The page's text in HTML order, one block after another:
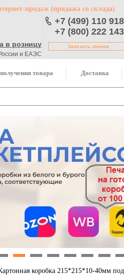
продаж(продажа со склада)
в розницу
и ЕАЭС
+7 (499) 110
+7 (800) 222
Заказать звонок
товара Доставка
коробка 215*215*10-40мм